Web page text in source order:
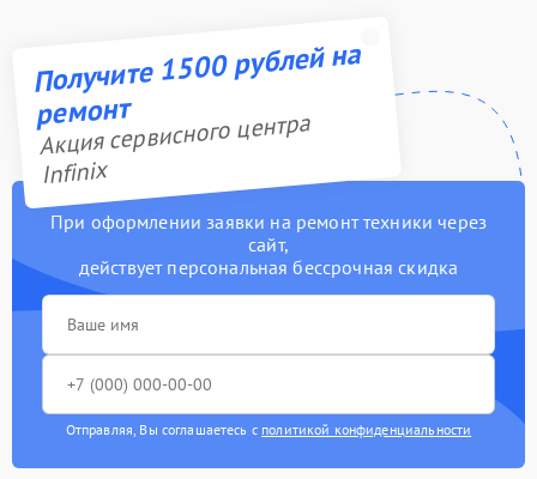
Получите 1500 рублей на
ремонт
Акция сервисного центра
Infinix
При оформлении заявки на ремонт техники через
сайт,
действует персональная бессрочная скидка
Отправляя, Вы соглашаетесь с политикой конфиденциальности